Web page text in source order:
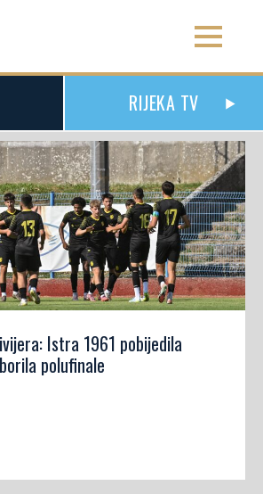
RIJEKA TV
Istra 1961 pobijedila
polufinale